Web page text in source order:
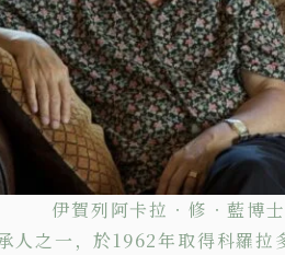
伊賀列阿卡拉‧修‧藍博士
人之一，於1962年取得科羅拉